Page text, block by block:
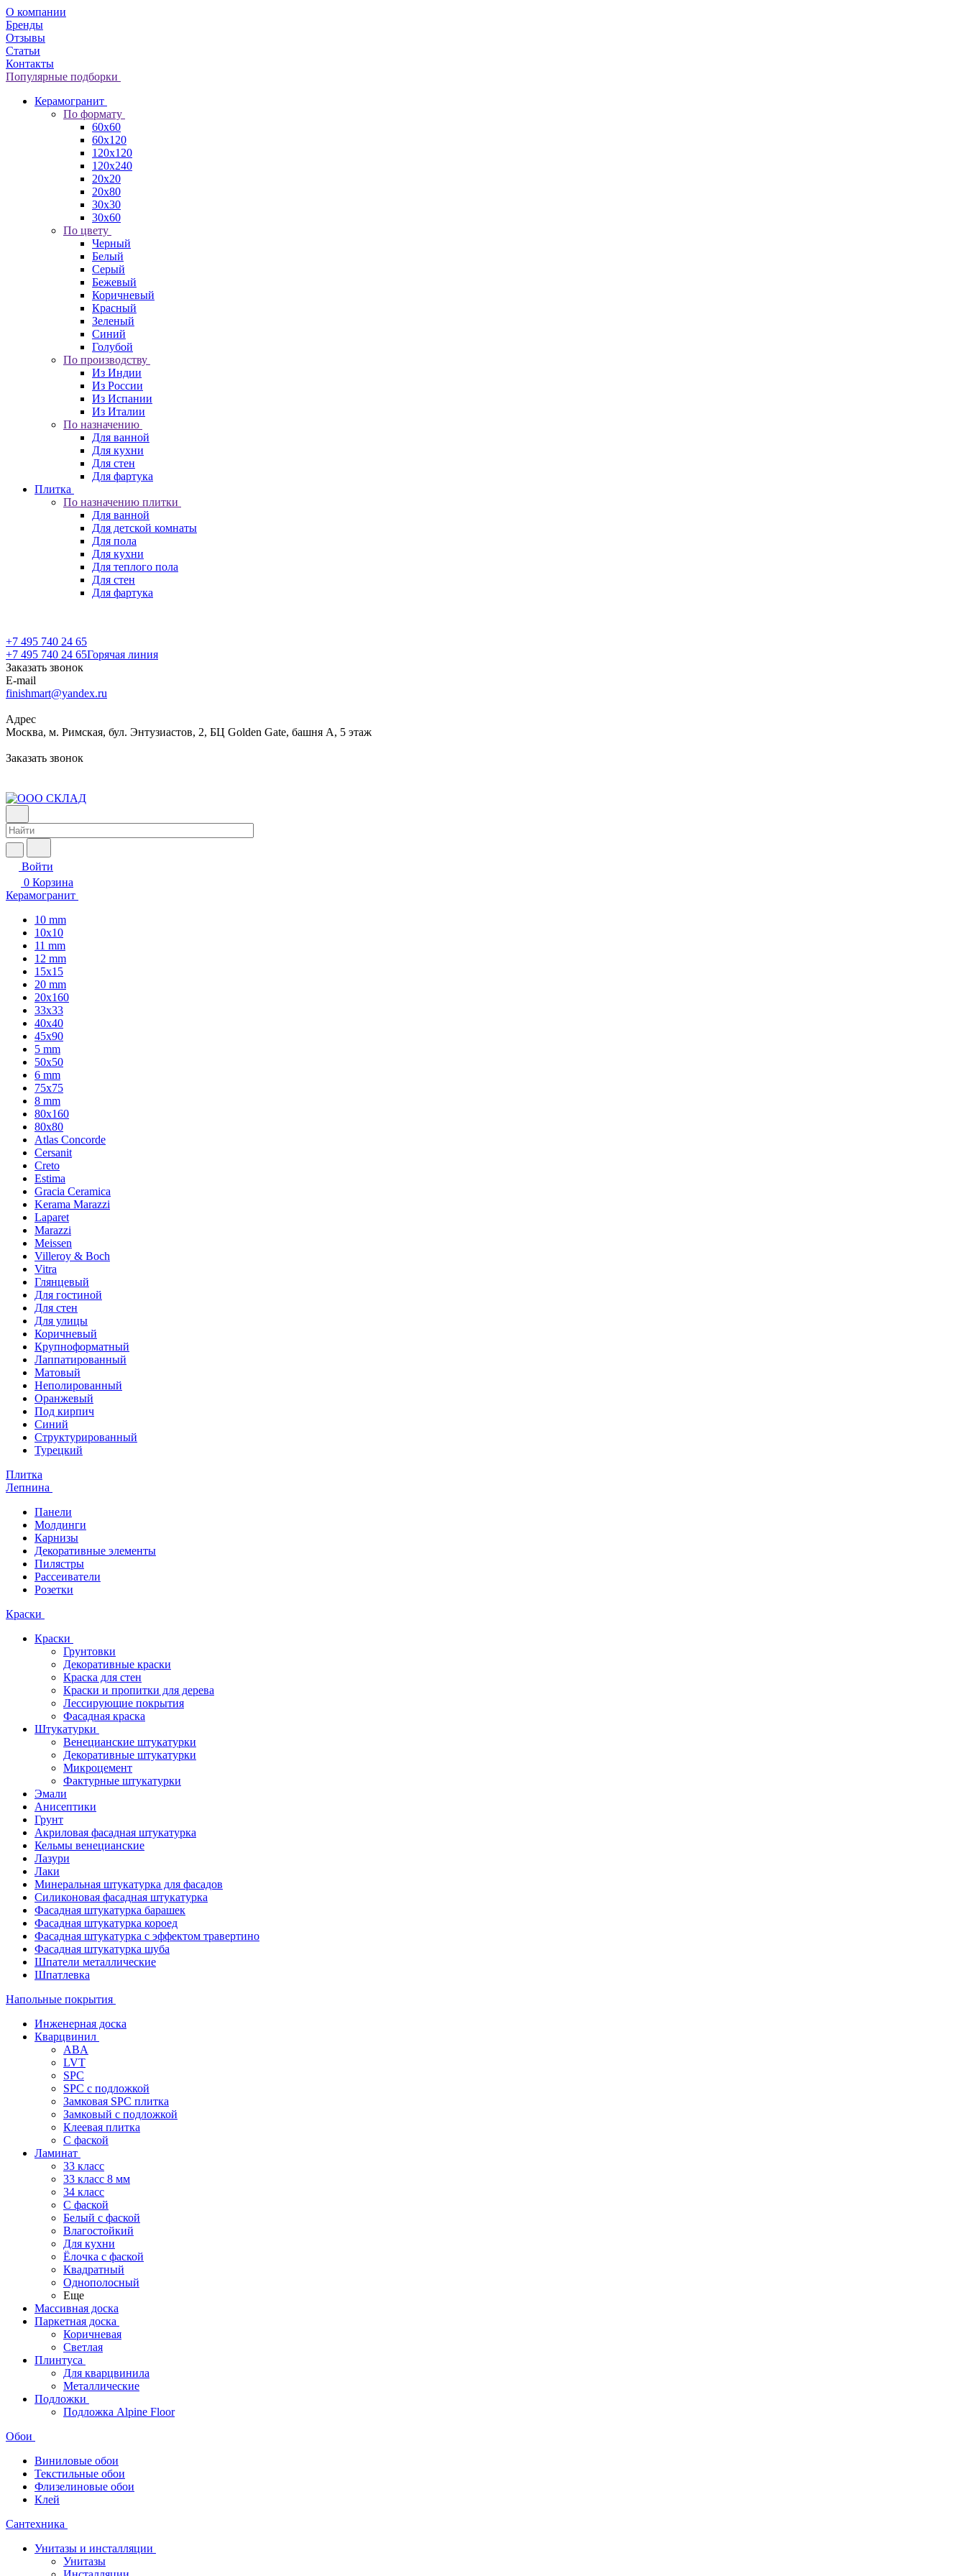
О компании
Бренды
Отзывы
Статьи
Контакты
Популярные подборки
Керамогранит
По формату
60x60
60x120
120x120
120x240
20x20
20x80
30x30
30x60
По цвету
Черный
Белый
Серый
Бежевый
Коричневый
Красный
Зеленый
Синий
Голубой
По производству
Из Индии
Из России
Из Испании
Из Италии
По назначению
Для ванной
Для кухни
Для стен
Для фартука
Плитка
По назначению плитки
Для ванной
Для детской комнаты
Для пола
Для кухни
Для теплого пола
Для стен
Для фартука
+7 495 740 24 65
+7 495 740 24 65Горячая линия
Заказать звонок
E-mail
finishmart@yandex.ru
Адрес
Москва, м. Римская, бул. Энтузиастов, 2, БЦ Golden Gate, башня А, 5 этаж
Заказать звонок
Войти
0 Корзина
Керамогранит
10 mm
10x10
11 mm
12 mm
15x15
20 mm
20х160
33x33
40х40
45x90
5 mm
50x50
6 mm
75х75
8 mm
80x160
80x80
Atlas Concorde
Cersanit
Creto
Estima
Gracia Ceramica
Kerama Marazzi
Laparet
Marazzi
Meissen
Villeroy & Boch
Vitra
Глянцевый
Для гостиной
Для стен
Для улицы
Коричневый
Крупноформатный
Лаппатированный
Матовый
Неполированный
Оранжевый
Под кирпич
Синий
Структурированный
Турецкий
Плитка
Лепнина
Панели
Молдинги
Карнизы
Декоративные элементы
Пилястры
Рассеиватели
Розетки
Краски
Краски
Грунтовки
Декоративные краски
Краска для стен
Краски и пропитки для дерева
Лессирующие покрытия
Фасадная краска
Штукатурки
Венецианские штукатурки
Декоративные штукатурки
Микроцемент
Фактурные штукатурки
Эмали
Анисептики
Грунт
Акриловая фасадная штукатурка
Кельмы венецианские
Лазури
Лаки
Минеральная штукатурка для фасадов
Силиконовая фасадная штукатурка
Фасадная штукатурка барашек
Фасадная штукатурка короед
Фасадная штукатурка с эффектом травертино
Фасадная штукатурка шуба
Шпатели металлические
Шпатлевка
Напольные покрытия
Инженерная доска
Кварцвинил
ABA
LVT
SPC
SPC с подложкой
Замковая SPC плитка
Замковый с подложкой
Клеевая плитка
С фаской
Ламинат
33 класс
33 класс 8 мм
34 класс
C фаской
Белый с фаской
Влагостойкий
Для кухни
Ёлочка с фаской
Квадратный
Однополосный
Еще
Массивная доска
Паркетная доска
Коричневая
Светлая
Плинтуса
Для кварцвинила
Металлические
Подложки
Подложка Alpine Floor
Обои
Виниловые обои
Текстильные обои
Флизелиновые обои
Клей
Сантехника
Унитазы и инсталляции
Унитазы